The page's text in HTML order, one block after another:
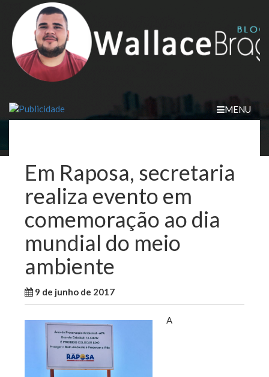
content
MENU
Em Raposa, secretaria
realiza evento em
comemoração ao dia
mundial do meio
ambiente
9 de junho de 2017
A